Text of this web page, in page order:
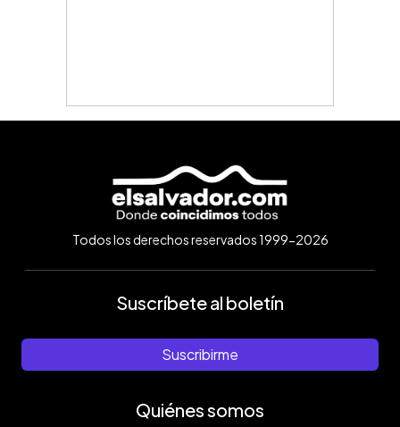
Todos los derechos reservados 1999-2026
Suscríbete al boletín
Suscribirme
Quiénes somos